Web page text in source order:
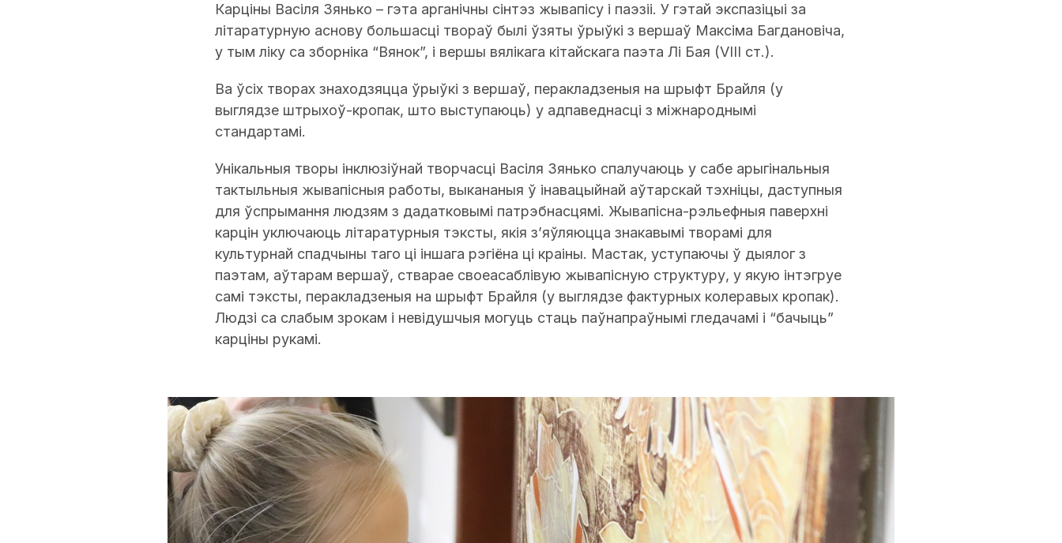
Карціны Васіля Зянько – гэта арганічны сінтэз жывапісу і паэзіі. У гэтай экспазіцыі за
літаратурную аснову большасці твораў былі ўзяты ўрыўкі з вершаў Максіма Багдановіча,
у тым ліку са зборніка “Вянок”, і вершы вялікага кітайскага паэта Лі Бая (VIII ст.).
Ва ўсіх творах знаходзяцца ўрыўкі з вершаў, перакладзеныя на шрыфт Брайля (у
выглядзе штрыхоў-кропак, што выступаюць) у адпаведнасці з міжнароднымі
стандартамі.
Унікальныя творы інклюзіўнай творчасці Васіля Зянько спалучаюць у сабе арыгінальныя
тактыльныя жывапісныя работы, выкананыя ў інавацыйнай аўтарскай тэхніцы, даступныя
для ўспрымання людзям з дадатковымі патрэбнасцямі. Жывапісна-рэльефныя паверхні
карцін уключаюць літаратурныя тэксты, якія з’яўляюцца знакавымі творамі для
культурнай спадчыны таго ці іншага рэгіёна ці краіны. Мастак, уступаючы ў дыялог з
паэтам, аўтарам вершаў, стварае своеасаблівую жывапісную структуру, у якую інтэгруе
самі тэксты, перакладзеныя на шрыфт Брайля (у выглядзе фактурных колеравых кропак).
Людзі са слабым зрокам і невідушчыя могуць стаць паўнапраўнымі гледачамі і “бачыць”
карціны рукамі.